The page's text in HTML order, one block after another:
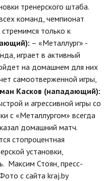
тренерского штаба.
команд, чемпионат
только к
– «Металлург» -
играет в активный
на домашнем для них
самоотверженной игры,
Касков (нападающий):
и агрессивной игры со
с «Металлургом» всегда
домашний матч.
стопроцентная
установки,
Максим Стоян, пресс-
с сайта kraj.by